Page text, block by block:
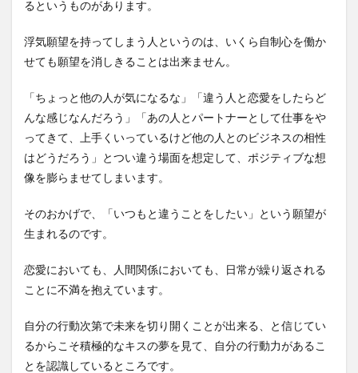
るというものがあります。
浮気願望を持ってしまう人というのは、いくら自制心を働か
せても願望を消しきることは出来ません。
「ちょっと他の人が気になるな」「違う人と恋愛をしたらど
んな感じなんだろう」「あの人とパートナーとして仕事をや
ってきて、上手くいっているけど他の人とのビジネスの相性
はどうだろう」とつい違う場面を想定して、ポジティブな想
像を膨らませてしまいます。
そのおかげで、「いつもと違うことをしたい」という願望が
生まれるのです。
恋愛においても、人間関係においても、日常が繰り返される
ことに不満を抱えています。
自分の行動次第で未来を切り開くことが出来る、と信じてい
るからこそ積極的なキスの夢を見て、自分の行動力があるこ
とを認識しているところです。